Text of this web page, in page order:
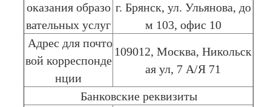
оказания образо
вательных услуг
г. Брянск, ул. Ульянова, до
м 103, офис 10
Адрес для почто
вой корреспонде
нции
109012, Москва, Никольск
ая ул, 7 А/Я 71
Банковские реквизиты